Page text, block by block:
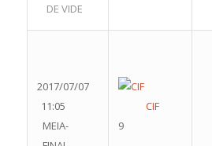
DE VIDE
2017/07/07
11:05
MEIA-
CIF
9